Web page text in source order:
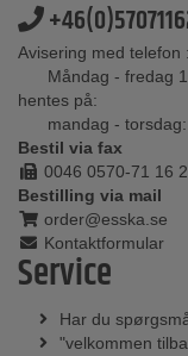
Avisering med telefon :
Måndag - fredag
hentes på:
mandag -
Bestil via fax
0046 0570-71 16
Bestilling via mail
order@esska.se
Kontaktformular
Service
Har du
"velkommen